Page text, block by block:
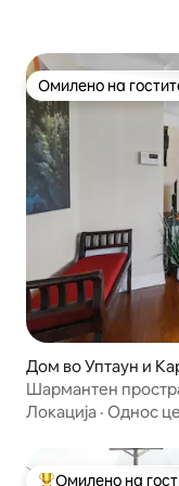
Омилено на
Омилено на
Дом во Уптаун и
Шармантен
градот/Њу
Локација · Однос
Омилено на